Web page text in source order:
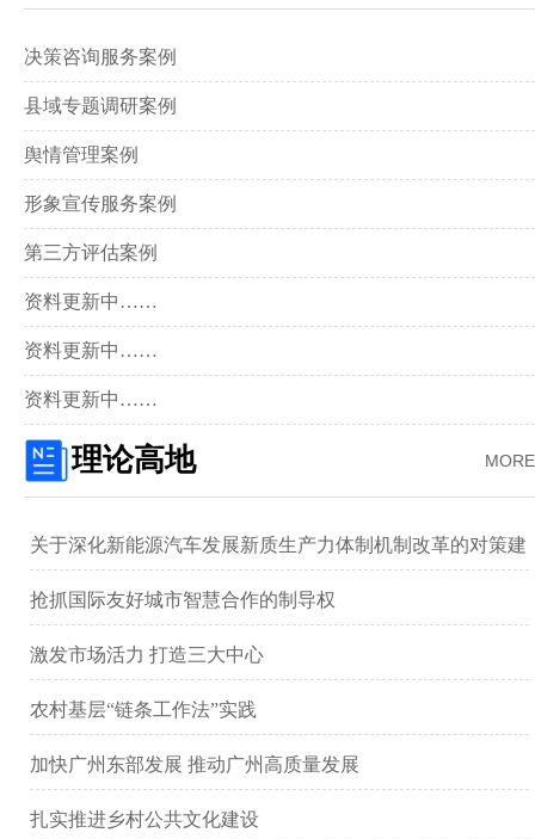
决策咨询服务案例
县域专题调研案例
舆情管理案例
形象宣传服务案例
第三方评估案例
资料更新中……
资料更新中……
资料更新中……
MORE
理论高地
关于深化新能源汽车发展新质生产力体制机制改革的对策建
议 ——以广汽集团为例
抢抓国际友好城市智慧合作的制导权
激发市场活力 打造三大中心
农村基层“链条工作法”实践
加快广州东部发展 推动广州高质量发展
扎实推进乡村公共文化建设